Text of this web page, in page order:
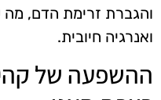
והגברת זרימת הדם, מה
ואנרגיה חיובית.
ההשפעה של